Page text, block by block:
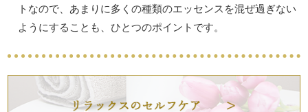
トなので、あまりに多くの種類のエッセンスを混ぜ過ぎない
ようにすることも、ひとつのポイントです。